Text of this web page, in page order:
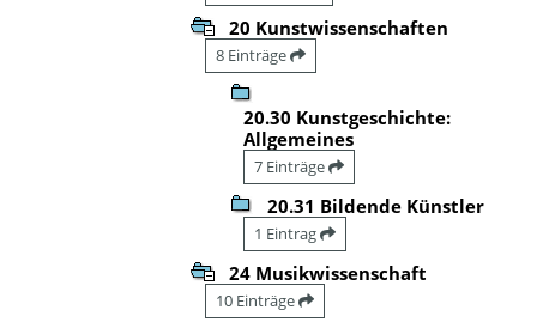
20 Kunstwissenschaften
8 Einträge
20.30 Kunstgeschichte:
Allgemeines
7 Einträge
20.31 Bildende Künstler
1 Eintrag
24 Musikwissenschaft
10 Einträge